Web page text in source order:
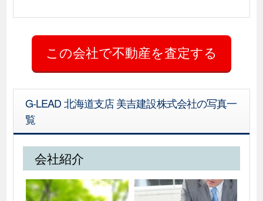
G-LEAD 北海道支店 美吉建設株式会社の写真一
覧
会社紹介